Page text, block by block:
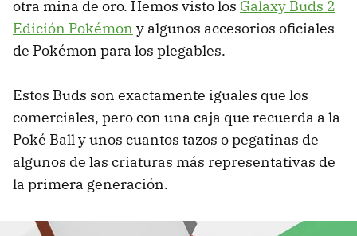
otra mina de oro. Hemos visto los Galaxy Buds 2
Edición Pokémon y algunos accesorios oficiales
de Pokémon para los plegables.
Estos Buds son exactamente iguales que los
comerciales, pero con una caja que recuerda a la
Poké Ball y unos cuantos tazos o pegatinas de
algunos de las criaturas más representativas de
la primera generación.